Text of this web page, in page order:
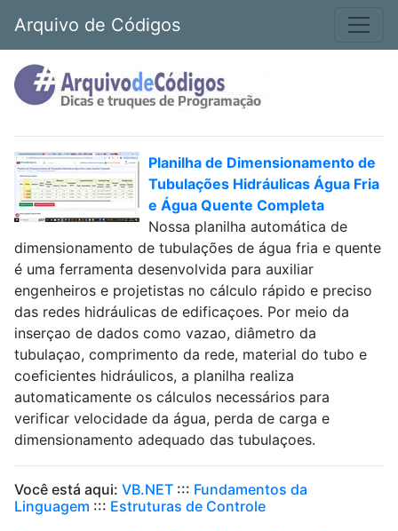
Arquivo de Códigos
Planilha de Dimensionamento de
Tubulações Hidráulicas Água Fria
e Água Quente Completa
Nossa planilha automática de
dimensionamento de tubulações de água fria e quente
é uma ferramenta desenvolvida para auxiliar
engenheiros e projetistas no cálculo rápido e preciso
das redes hidráulicas de edificaçoes. Por meio da
inserçao de dados como vazao, diâmetro da
tubulaçao, comprimento da rede, material do tubo e
coeficientes hidráulicos, a planilha realiza
automaticamente os cálculos necessários para
verificar velocidade da água, perda de carga e
dimensionamento adequado das tubulaçoes.
Você está aqui: VB.NET ::: Fundamentos da
Linguagem ::: Estruturas de Controle